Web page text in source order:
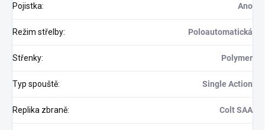
Pojistka: Ano
Režim střelby: Poloautomatická
Střenky: Polymer
Typ spouště: Single Action
Replika zbraně: Colt SAA